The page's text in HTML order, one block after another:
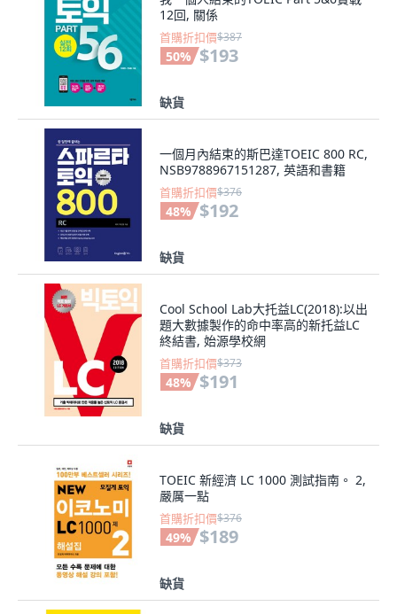
12回, 關係
首購折扣價$387
50% $193
缺貨
一個月內結束的斯巴達TOEIC 800 RC,
NSB9788967151287, 英語和書籍
首購折扣價$376
48% $192
缺貨
Cool School Lab大托益LC(2018):以出
題大數據製作的命中率高的新托益LC
終結書, 始源學校網
首購折扣價$373
48% $191
缺貨
TOEIC 新經濟 LC 1000 測試指南。 2,
嚴厲一點
首購折扣價$376
49% $189
缺貨